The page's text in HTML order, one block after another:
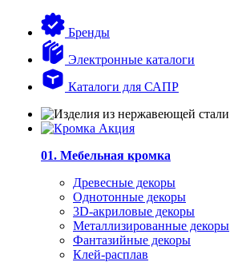
Бренды
Электронные каталоги
Каталоги для САПР
01. Мебельная кромка
Древесные декоры
Однотонные декоры
3D-акриловые декоры
Металлизированные декоры
Фантазийные декоры
Клей-расплав